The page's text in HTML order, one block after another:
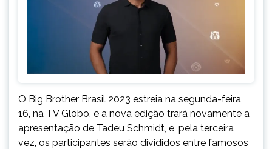
O Big Brother Brasil 2023 estreia na segunda-feira,
16, na TV Globo, e a nova edição trará novamente a
apresentação de Tadeu Schmidt, e, pela terceira
vez, os participantes serão divididos entre famosos